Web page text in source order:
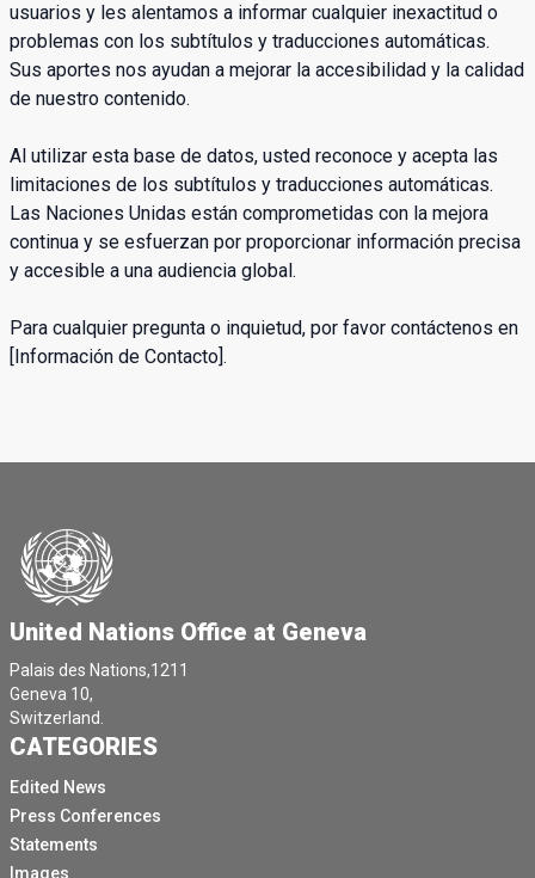
usuarios y les alentamos a informar cualquier inexactitud o
problemas con los subtítulos y traducciones automáticas.
Sus aportes nos ayudan a mejorar la accesibilidad y la calidad
de nuestro contenido.
Al utilizar esta base de datos, usted reconoce y acepta las
limitaciones de los subtítulos y traducciones automáticas.
Las Naciones Unidas están comprometidas con la mejora
continua y se esfuerzan por proporcionar información precisa
y accesible a una audiencia global.
Para cualquier pregunta o inquietud, por favor contáctenos en
[Información de Contacto].
United Nations Office at Geneva
Palais des Nations,1211
Geneva 10,
Switzerland.
CATEGORIES
Edited News
Press Conferences
Statements
Images